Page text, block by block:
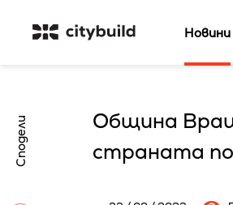
Новини
Сподели
Община
страната